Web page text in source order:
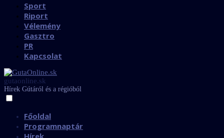
Sport
Riport
Vélemény
Gasztro
PR
Kapcsolat
gutaonline.sk
Hírek Gútáról és a régióból
Főoldal
Programnaptár